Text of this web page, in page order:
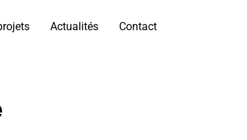
Actualités Contact